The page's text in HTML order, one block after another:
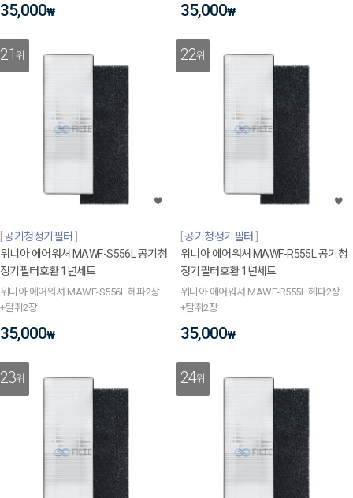
35,000₩ 35,000₩
21위
공기청정기필터
위니아 에어워셔 MAWF-S556L 공기청
정기필터호환 1년세트
위니아 에어워셔 MAWF-S556L 헤파2장
+탈취2장
35,000₩
22위
공기청정기필터
위니아 에어워셔 MAWF-R555L 공기청
정기필터호환 1년세트
위니아 에어워셔 MAWF-R555L 헤파2장
+탈취2장
35,000₩
23위 24위